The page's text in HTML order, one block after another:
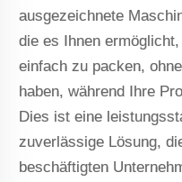
ausgezeichnete
die es Ihnen
einfach zu packen,
haben, während Ihre
Dies ist eine
zuverlässige Lösung,
beschäftigten